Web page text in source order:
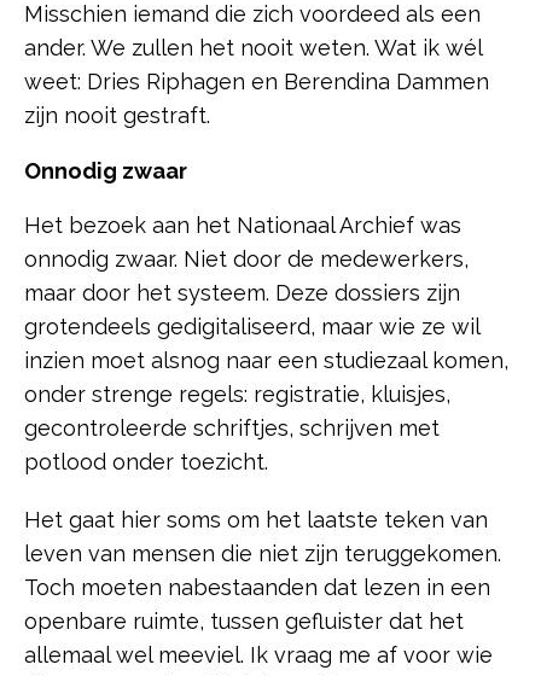
Misschien iemand die zich voordeed als een
ander. We zullen het nooit weten. Wat ik wél
weet: Dries Riphagen en Berendina Dammen
zijn nooit gestraft.
Onnodig zwaar
Het bezoek aan het Nationaal Archief was
onnodig zwaar. Niet door de medewerkers,
maar door het systeem. Deze dossiers zijn
grotendeels gedigitaliseerd, maar wie ze wil
inzien moet alsnog naar een studiezaal komen,
onder strenge regels: registratie, kluisjes,
gecontroleerde schriftjes, schrijven met
potlood onder toezicht.
Het gaat hier soms om het laatste teken van
leven van mensen die niet zijn teruggekomen.
Toch moeten nabestaanden dat lezen in een
openbare ruimte, tussen gefluister dat het
allemaal wel meeviel. Ik vraag me af voor wie